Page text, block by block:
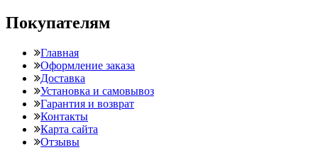
Покупателям
Главная
Оформление заказа
Доставка
Установка и самовывоз
Гарантия и возврат
Контакты
Карта сайта
Отзывы